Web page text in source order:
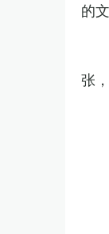
的
张